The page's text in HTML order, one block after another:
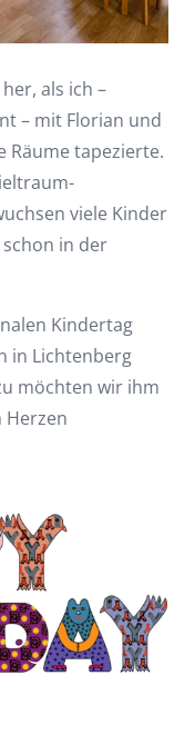
als ich –
– mit Florian und
Räume tapezierte.
viele Kinder
in der
Kindertag
in Lichtenberg
möchten wir ihm
Herzen